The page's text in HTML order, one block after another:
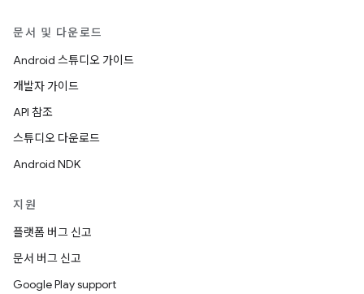
문서 및 다운로드
Android 스튜디오 가이드
개발자 가이드
API 참조
스튜디오 다운로드
Android NDK
지원
플랫폼 버그 신고
문서 버그 신고
Google Play support